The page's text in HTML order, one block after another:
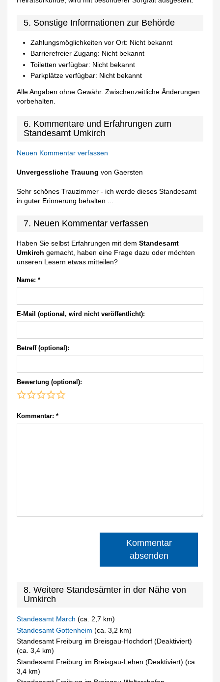
5. Sonstige Informationen zur Behörde
Zahlungsmöglichkeiten vor Ort: Nicht bekannt
Barrierefreier Zugang: Nicht bekannt
Toiletten verfügbar: Nicht bekannt
Parkplätze verfügbar: Nicht bekannt
Alle Angaben ohne Gewähr. Zwischenzeitliche Änderungen
vorbehalten.
6. Kommentare und Erfahrungen zum
Standesamt Umkirch
Neuen Kommentar verfassen
Unvergessliche Trauung von Gaersten
Sehr schönes Trauzimmer - ich werde dieses Standesamt
in guter Erinnerung behalten ...
7. Neuen Kommentar verfassen
Haben Sie selbst Erfahrungen mit demStandesamt
Umkirch gemacht, haben eine Frage dazu oder möchten
unseren Lesern etwas mitteilen?
Name: *
E-Mail (optional, wird nicht veröffentlicht):
Betreff (optional):
Bewertung (optional):
Kommentar: *
Kommentar
absenden
8. Weitere Standesämter in der Nähe von
Umkirch
Standesamt March(ca. 2,7 km)
Standesamt Gottenheim(ca. 3,2 km)
Standesamt Freiburg im Breisgau-Hochdorf (Deaktiviert)
(ca. 3,4 km)
Standesamt Freiburg im Breisgau-Lehen (Deaktiviert) (ca.
3,4 km)